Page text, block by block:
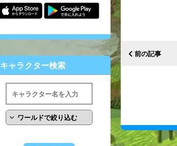
キャラクター検索
前の記事